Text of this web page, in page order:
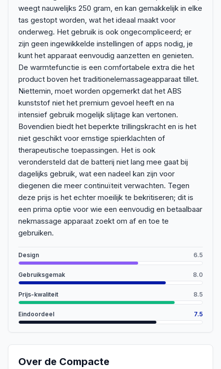
weegt nauwelijks 250 gram, en kan gemakkelijk in elke
tas gestopt worden, wat het ideaal maakt voor
onderweg. Het gebruik is ook ongecompliceerd; er
zijn geen ingewikkelde instellingen of apps nodig, je
kunt het apparaat eenvoudig aanzetten en genieten.
De warmtefunctie is een comfortabele extra die het
product boven het traditionelemassageapparaat tillet.
Niettemin, moet worden opgemerkt dat het ABS
kunststof niet het premium gevoel heeft en na
intensief gebruik mogelijk slijtage kan vertonen.
Bovendien biedt het beperkte trillingskracht en is het
niet geschikt voor ernstige spierklachten of
therapeutische toepassingen. Het is ook
verondersteld dat de batterij niet lang mee gaat bij
dagelijks gebruik, wat een nadeel kan zijn voor
diegenen die meer continuïteit verwachten. Tegen
deze prijs is het echter moeilijk te bekritiseren; dit is
een prima optie voor wie een eenvoudig en betaalbaar
nekmassage apparaat zoekt om af en toe te
gebruiken.
Design 6.5
Gebruiksgemak 8.0
Prijs-kwaliteit 8.5
Eindoordeel 7.5
Over de Compacte